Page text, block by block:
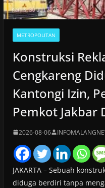
METROPOLITAN
Konstruksi
Cengkareng
Kantongi Izin,
Pemkot Jakbar
2026-08-06
JAKARTA – Sebuah
diduga berdiri tanpa